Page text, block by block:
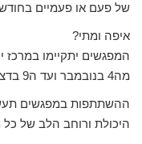
של פעם או פעמיים
איפה ומתי?
המפגשים יתקיימו במרכז
מה4 בנובמבר ועד ה9 בדצמבר 2019 (כולל) בשעות 18:00-21:00.
ההשתתפות במפגשים
היכולת ורוחב הלב של